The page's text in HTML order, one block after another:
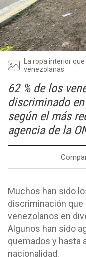
La ropa interior
venezolanas
62 % de los
discriminado
según el más
agencia de la
Muchos han sido
discriminación
venezolanos en
Algunos han sido
quemados y hasta
nacionalidad.